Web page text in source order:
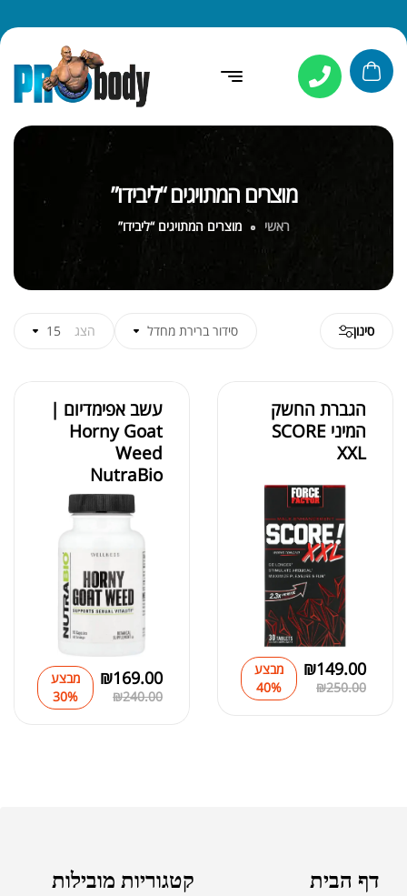
מוצרים המתויגים “ליבידו”
ראשי מוצרים המתויגים “ליבידו”
סינון סידור ברירת מחדל הצג 15
הגברת החשק
המיני SCORE
XXL
₪250.00
₪149.00
מבצע
40%
עשב אפימדיום |
Horny Goat
Weed
NutraBio
₪240.00
₪169.00
מבצע
30%
דף הבית קטגוריות מובילות